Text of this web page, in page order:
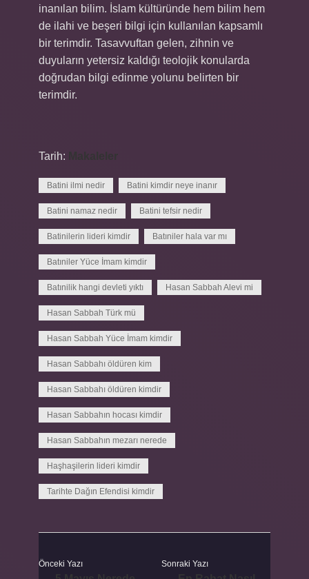
inanılan bilim. İslam kültüründe hem bilim hem
de ilahi ve beşeri bilgi için kullanılan kapsamlı
bir terimdir. Tasavvuftan gelen, zihnin ve
duyuların yetersiz kaldığı teolojik konularda
doğrudan bilgi edinme yolunu belirten bir
terimdir.
Tarih:
Batini ilmi nedir Batini kimdir neye inanır
Batini namaz nedir Batini tefsir nedir
Batinilerin lideri kimdir Batıniler hala var mı
Batıniler Yüce İmam kimdir
Batınilik hangi devleti yıktı Hasan Sabbah Alevi mi
Hasan Sabbah Türk mü
Hasan Sabbah Yüce İmam kimdir
Hasan Sabbahı öldüren kim
Hasan Sabbahı öldüren kimdir
Hasan Sabbahın hocası kimdir
Hasan Sabbahın mezarı nerede
Haşhaşilerin lideri kimdir
Tarihte Dağın Efendisi kimdir
Önceki Yazı Sonraki Yazı